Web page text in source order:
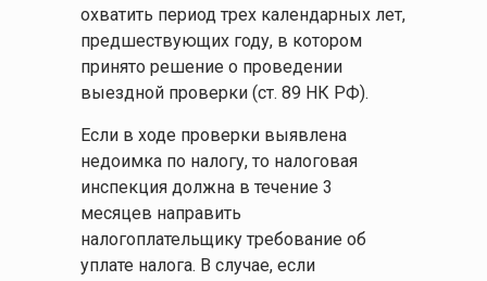
охватить период трех календарных лет,
предшествующих году, в котором
принято решение о проведении
выездной проверки (ст. 89 НК РФ).
Если в ходе проверки выявлена
недоимка по налогу, то налоговая
инспекция должна в течение 3
месяцев направить
налогоплательщику требование об
уплате налога. В случае, если